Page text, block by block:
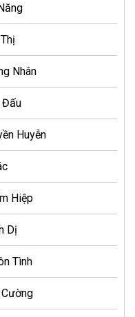
Nhân
Đấu
Huyễn
Hiệp
Dị
Tình